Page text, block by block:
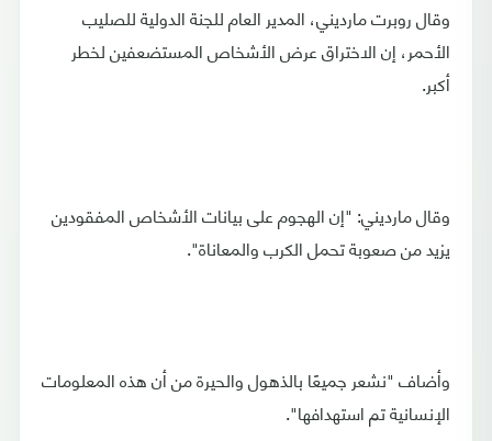
وقال روبرت مارديني، المدير العام للجنة الدولية للصليب
الأحمر، إن الاختراق عرض الأشخاص المستضعفين لخطر
أكبر.
وقال مارديني: "إن الهجوم على بيانات الأشخاص المفقودين
يزيد من صعوبة تحمل الكرب والمعاناة".
وأضاف "نشعر جميعًا بالذهول والحيرة من أن هذه المعلومات
الإنسانية تم استهدافها".